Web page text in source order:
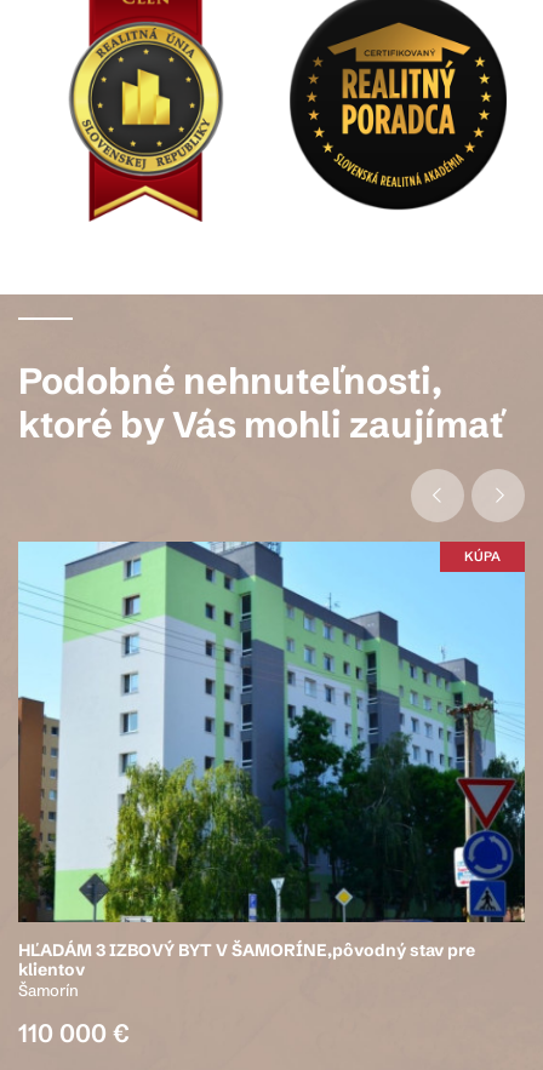
Podobné nehnuteľnosti,
ktoré by Vás mohli zaujímať
KÚPA
HĽADÁM 3 IZBOVÝ BYT V ŠAMORÍNE,pôvodný stav pre
klientov
Šamorín
110 000 €